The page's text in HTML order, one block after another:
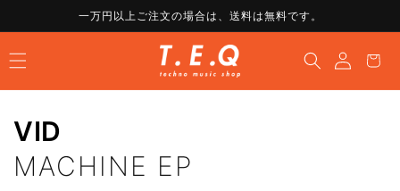
進む
一万円以上ご注文の場合は、送料は無料です。
グ
イ
ン
ー
VID
MACHINE EP